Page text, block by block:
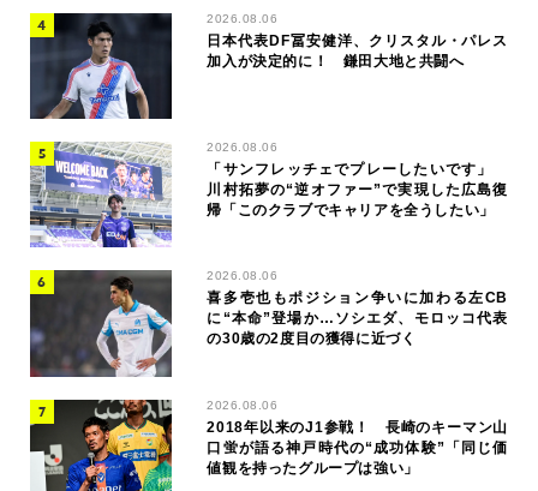
2026.08.06
日本代表DF冨安健洋、クリスタル・パレス
加入が決定的に！ 鎌田大地と共闘へ
2026.08.06
「サンフレッチェでプレーしたいです」
川村拓夢の“逆オファー”で実現した広島復
帰「このクラブでキャリアを全うしたい」
2026.08.06
喜多壱也もポジション争いに加わる左CB
に“本命”登場か…ソシエダ、モロッコ代表
の30歳の2度目の獲得に近づく
2026.08.06
2018年以来のJ1参戦！ 長崎のキーマン山
口蛍が語る神戸時代の“成功体験”「同じ価
値観を持ったグループは強い」